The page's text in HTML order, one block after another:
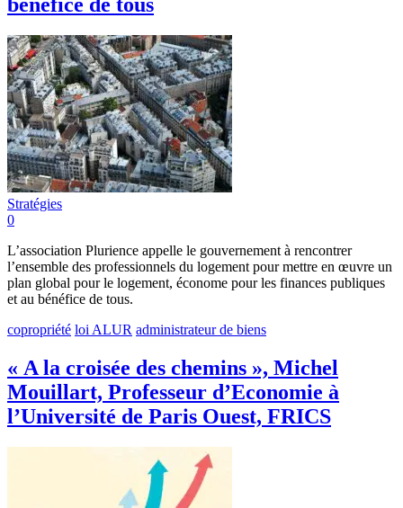
Stratégies
0
L’association Plurience appelle le gouvernement à rencontrer
l’ensemble des professionnels du logement pour mettre en œuvre un
plan global pour le logement, économe pour les finances publiques
et au bénéfice de tous.
copropriété loi ALUR administrateur de biens
« A la croisée des chemins », Michel
Mouillart, Professeur d’Economie à
l’Université de Paris Ouest, FRICS